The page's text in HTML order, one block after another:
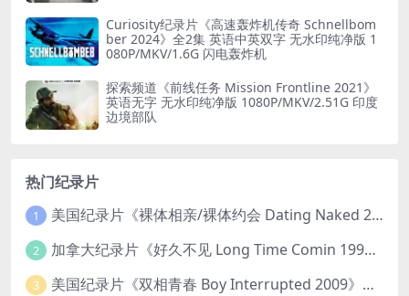
Curiosity纪录片《高速轰炸机传奇 Schnellbom
ber 2024》全2集 英语中英双字 无水印纯净版 1
080P/MKV/1.6G 闪电轰炸机
探索频道《前线任务 Mission Frontline 2021》
英语无字 无水印纯净版 1080P/MKV/2.51G 印度
边境部队
热门纪录片
1 美国纪录片《裸体相亲/裸体约会 Dating Naked 2014-2016》第1-3季全33集 英语中英双字 无水印纯净版 1080P/MKV/85.6G 裸体相亲真人秀
2 加拿大纪录片《好久不见 Long Time Comin 1993》英语中英双字 官方纯净版 1080P/MKV/1G 女同性艺术家
3 美国纪录片《双相青春 Boy Interrupted 2009》英语中英双字 官方纯净版 1080P/MKV/1.43G 青少年躁郁症